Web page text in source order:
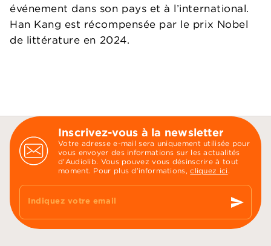
événement dans son pays et à l’international.
Han Kang est récompensée par le prix Nobel
de littérature en 2024.
Inscrivez-vous à la newsletter
Votre adresse e-mail sera uniquement utilisée pour
vous envoyer des informations sur les actualités
d'Audiolib. Vous pouvez vous désinscrire à tout
moment. Pour plus d’informations,cliquez ici .
Indiquez votre email send